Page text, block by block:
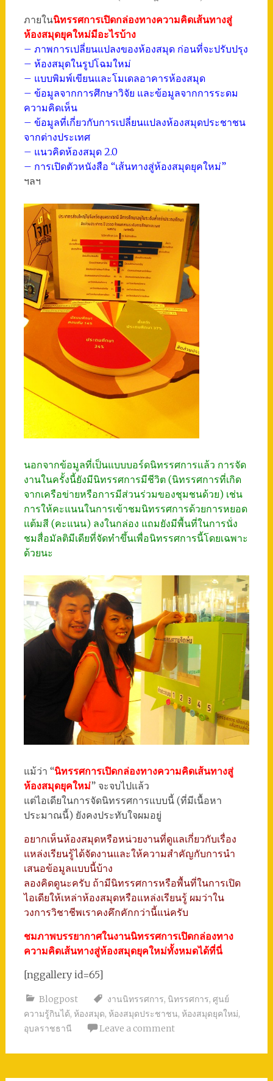
ภายในนิทรรศการเปิดกล่องทางความคิดเส้นทางสู่
ห้องสมุดยุคใหม่มีอะไรบ้าง
– ภาพการเปลี่ยนแปลงของห้องสมุด ก่อนที่จะปรับปรุง
– ห้องสมุดในรูปโฉมใหม่
– แบบพิมพ์เขียนและโมเดลอาคารห้องสมุด
– ข้อมูลจากการศึกษาวิจัย และข้อมูลจากการระดม
ความคิดเห็น
– ข้อมูลที่เกี่ยวกับการเปลี่ยนแปลงห้องสมุดประชาชน
จากต่างประเทศ
– แนวคิดห้องสมุด 2.0
– การเปิดตัวหนังสือ “เส้นทางสู่ห้องสมุดยุคใหม่”
ฯลฯ
นอกจากข้อมูลที่เป็นแบบบอร์ดนิทรรศการแล้ว การจัด
งานในครั้งนี้ยังมีนิทรรศการมีชีวิต (นิทรรศการที่เกิด
จากเครือข่ายหรือการมีส่วนร่วมของชุมชนด้วย) เช่น
การให้คะแนนในการเข้าชมนิทรรศการด้วยการหยอด
แต้มสี (คะแนน) ลงในกล่อง แถมยังมีพื้นที่ในการนั่ง
ชมสื่อมัลติมีเดียที่จัดทำขึ้นเพื่อนิทรรศการนี้โดยเฉพาะ
ด้วยนะ
แม้ว่า “นิทรรศการเปิดกล่องทางความคิดเส้นทางสู่
ห้องสมุดยุคใหม่” จะจบไปแล้ว
แต่ไอเดียในการจัดนิทรรศการแบบนี้ (ที่มีเนื้อหา
ประมาณนี้) ยังคงประทับใจผมอยู่
อยากเห็นห้องสมุดหรือหน่วยงานที่ดูแลเกี่ยวกับเรื่อง
แหล่งเรียนรู้ได้จัดงานและให้ความสำคัญกับการนำ
เสนอข้อมูลแบบนี้บ้าง
ลองคิดดูนะครับ ถ้ามีนิทรรศการหรือพื้นที่ในการเปิด
ไอเดียให้เหล่าห้องสมุดหรือแหล่งเรียนรู้ ผมว่าใน
วงการวิชาชีพเราคงคึกคักกว่านี้แน่ครับ
ชมภาพบรรยากาศในงานนิทรรศการเปิดกล่องทาง
ความคิดเส้นทางสู่ห้องสมุดยุคใหม่ทั้งหมดได้ที่นี่
[nggallery id=65]
Blogpost งานนิทรรศการ, นิทรรศการ, ศูนย์
ความรู้กินได้, ห้องสมุด, ห้องสมุดประชาชน, ห้องสมุดยุคใหม่,
อุบลราชธานี
Leave a comment